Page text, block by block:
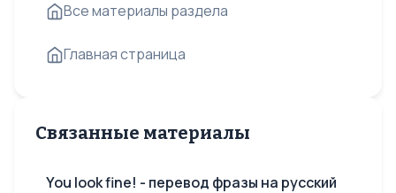
Все материалы раздела
Главная страница
Связанные материалы
You look fine! - перевод фразы на русский